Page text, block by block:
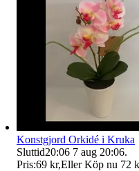
Ersättning om varan
Konstgjord Orkidé i Kruka
Sluttid20:06 7 aug 20:06.
Pris:69 kr,Eller Köp nu 72